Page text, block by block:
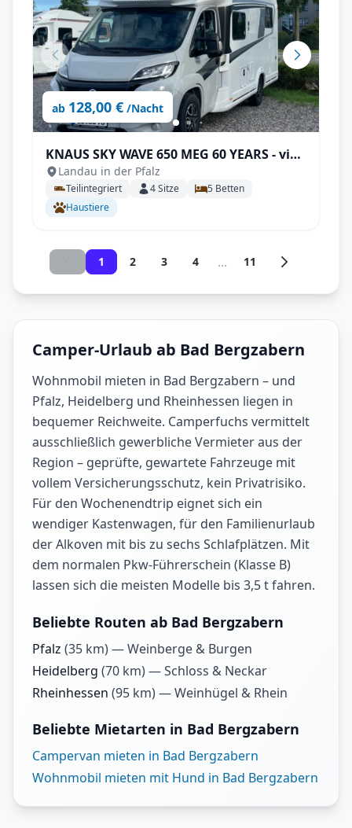
ab 128,00 € /Nacht
KNAUS SKY WAVE 650 MEG 60 YEARS - viel
Platz für die ganze Familie
Landau in der Pfalz
Teilintegriert 4Sitze 5 Betten
Haustiere
1 2 3 4 ... 11
Camper-Urlaub ab Bad Bergzabern
Wohnmobil mieten in Bad Bergzabern – und
Pfalz, Heidelberg und Rheinhessen liegen in
bequemer Reichweite. Camperfuchs vermittelt
ausschließlich gewerbliche Vermieter aus der
Region – geprüfte, gewartete Fahrzeuge mit
vollem Versicherungsschutz, kein Privatrisiko.
Für den Wochenendtrip eignet sich ein
wendiger Kastenwagen, für den Familienurlaub
der Alkoven mit bis zu sechs Schlafplätzen. Mit
dem normalen Pkw-Führerschein (Klasse B)
lassen sich die meisten Modelle bis 3,5 t fahren.
Beliebte Routen ab Bad Bergzabern
Pfalz (35 km) —Weinberge & Burgen
Heidelberg (70 km) —Schloss & Neckar
Rheinhessen (95 km) —Weinhügel & Rhein
Beliebte Mietarten in Bad Bergzabern
Campervan mieten in Bad Bergzabern
Wohnmobil mieten mit Hund in Bad Bergzabern